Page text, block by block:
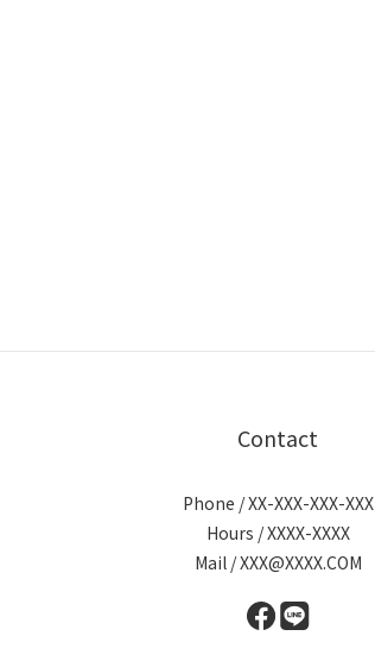
Contact
Phone / XX-XXX-XXX-XXX
Hours / XXXX-XXXX
Mail / XXX@XXXX.COM